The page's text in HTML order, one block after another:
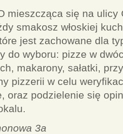
mieszcząca się na ulicy
smakosz włoskiej
jest zachowane dla
do wyboru: pizze w
makarony, sałatki,
pizzerii w celu
oraz podzielenie się
3a